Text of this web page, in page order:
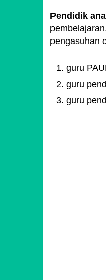
Pendidik
pengasuhan
guru
guru
guru